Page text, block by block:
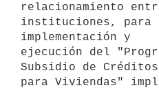
relacionamiento
instituciones, para
implementación y
ejecución del
Subsidio de
para Viviendas"